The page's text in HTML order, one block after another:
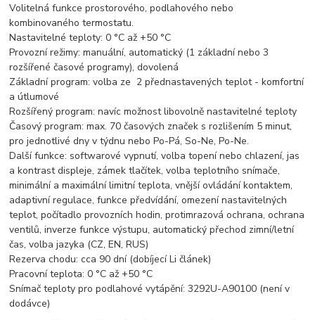
Volitelná funkce prostorového, podlahového nebo
kombinovaného termostatu.
Nastavitelné teploty: 0 °C až +50 °C
Provozní režimy: manuální, automatický (1 základní nebo 3
rozšířené časové programy), dovolená
Základní program: volba ze 2 přednastavených teplot - komfortní
a útlumové
Rozšířený program: navíc možnost libovolně nastavitelné teploty
Časový program: max. 70 časových značek s rozlišením 5 minut,
pro jednotlivé dny v týdnu nebo Po-Pá, So-Ne, Po-Ne.
Další funkce: softwarové vypnutí, volba topení nebo chlazení, jas
a kontrast displeje, zámek tlačítek, volba teplotního snímače,
minimální a maximální limitní teplota, vnější ovládání kontaktem,
adaptivní regulace, funkce předvídání, omezení nastavitelných
teplot, počítadlo provozních hodin, protimrazová ochrana, ochrana
ventilů, inverze funkce výstupu, automatický přechod zimní/letní
čas, volba jazyka (CZ, EN, RUS)
Rezerva chodu: cca 90 dní (dobíjecí Li článek)
Pracovní teplota: 0 °C až +50 °C
Snímač teploty pro podlahové vytápění: 3292U-A90100 (není v
dodávce)